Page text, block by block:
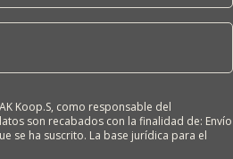
Koop.S, como responsable del
son recabados con la finalidad de: Envío
se ha suscrito. La base jurídica para el